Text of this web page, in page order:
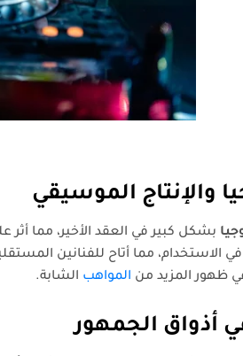
والإنتاج الموسيقي
بشكل كبير في العقد الأخير، مما أثر
الاستخدام، مما أتاح للفنانين
ظهور المزيد من المواهب الشابة.
أذواق الجمهور